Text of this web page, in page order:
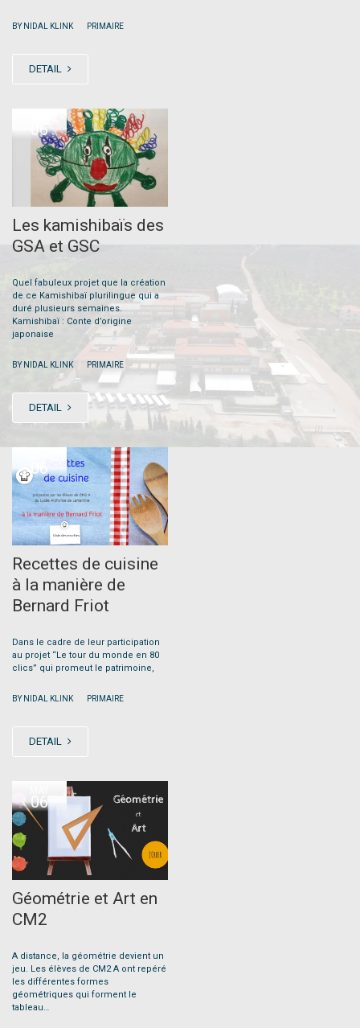
BY NIDAL KLINK PRIMAIRE
DETAIL
06
Les kamishibaïs des
GSA et GSC
Quel fabuleux projet que la création
de ce Kamishibaï plurilingue qui a
duré plusieurs semaines.
Kamishibaï : Conte d’origine
japonaise
BY NIDAL KLINK PRIMAIRE
DETAIL
06
Recettes de cuisine
à la manière de
Bernard Friot
Dans le cadre de leur participation
au projet “Le tour du monde en 80
clics” qui promeut le patrimoine,
BY NIDAL KLINK PRIMAIRE
DETAIL
06
Géométrie et Art en
CM2
A distance, la géométrie devient un
jeu. Les élèves de CM2 A ont repéré
les différentes formes
géométriques qui forment le
tableau…